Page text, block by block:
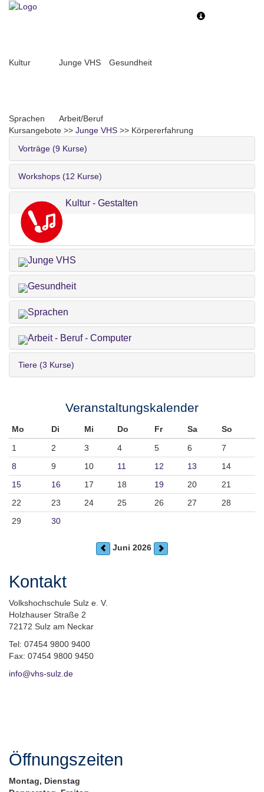
Toggle
Kultur Junge VHS Gesundheit
Sprachen
Arbeit/Beruf
Kursangebote >> Junge VHS >> Körpererfahrung
Vorträge (9 Kurse)
Workshops (12 Kurse)
Kultur - Gestalten
Junge VHS
Gesundheit
Sprachen
Arbeit - Beruf - Computer
Tiere (3 Kurse)
Veranstaltungskalender
Mo Di Mi Do Fr Sa
So
1
2 3 4 5 6
7
8
9 10 11 12 13
14
15
16 17 18 19 20
21
22
23 24 25 26 27
28
29
30
Juni 2026
Kontakt
Volkshochschule Sulz e. V.
Holzhauser Straße 2
72172 Sulz am Neckar
Tel: 07454 9800 9400
Fax: 07454 9800 9450
info@vhs-sulz.de
Öffnungszeiten
Montag, Dienstag